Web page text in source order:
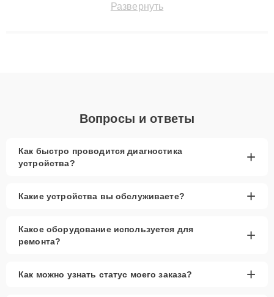
сохранением гарантии до 3 лет. Наши мастера решают
Развернуть
Вопросы и ответы
Как быстро проводится диагностика
устройства?
+
Какие устройства вы обслуживаете? +
Какое оборудование используется для
ремонта?
+
Как можно узнать статус моего заказа? +